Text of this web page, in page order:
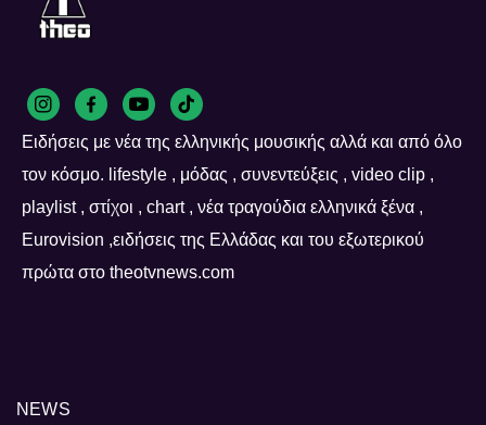
Ειδήσεις με νέα της ελληνικής μουσικής αλλά και από όλο
τον κόσμο. lifestyle , μόδας , συνεντεύξεις , video clip ,
playlist , στίχοι , chart , νέα τραγούδια ελληνικά ξένα ,
Eurovision ,ειδήσεις της Ελλάδας και του εξωτερικού
πρώτα στο theotvnews.com
NEWS